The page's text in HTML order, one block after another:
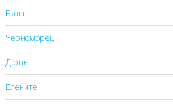
Бяла
Черноморец
Дюны
Елените